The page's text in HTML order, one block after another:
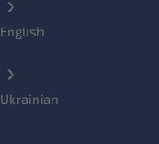
English
Ukrainian